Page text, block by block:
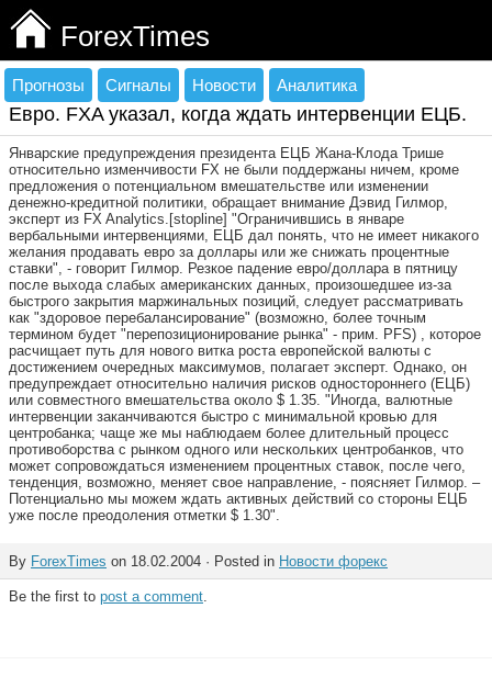
ForexTimes
Прогнозы Сигналы Новости Аналитика
Евро. FXA указал, когда ждать интервенции ЕЦБ.
Январские предупреждения президента ЕЦБ Жана-Клода Трише
относительно изменчивости FX не были поддержаны ничем, кроме
предложения о потенциальном вмешательстве или изменении
денежно-кредитной политики, обращает внимание Дэвид Гилмор,
эксперт из FX Analytics.[stopline] "Ограничившись в январе
вербальными интервенциями, ЕЦБ дал понять, что не имеет никакого
желания продавать евро за доллары или же снижать процентные
ставки", - говорит Гилмор. Резкое падение евро/доллара в пятницу
после выхода слабых американских данных, произошедшее из-за
быстрого закрытия маржинальных позиций, следует рассматривать
как "здоровое перебалансирование" (возможно, более точным
термином будет "перепозиционирование рынка" - прим. PFS) , которое
расчищает путь для нового витка роста европейской валюты с
достижением очередных максимумов, полагает эксперт. Однако, он
предупреждает относительно наличия рисков одностороннего (ЕЦБ)
или совместного вмешательства около $ 1.35. "Иногда, валютные
интервенции заканчиваются быстро с минимальной кровью для
центробанка; чаще же мы наблюдаем более длительный процесс
противоборства с рынком одного или нескольких центробанков, что
может сопровождаться изменением процентных ставок, после чего,
тенденция, возможно, меняет свое направление, - поясняет Гилмор. –
Потенциально мы можем ждать активных действий со стороны ЕЦБ
уже после преодоления отметки $ 1.30".
By ForexTimes on 18.02.2004 · Posted in Новости форекс
Be the first to post a comment.